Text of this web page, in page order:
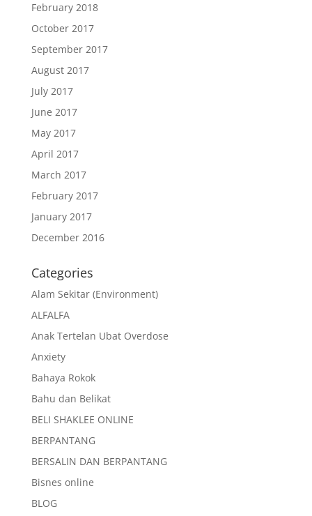
February 2018
October 2017
September 2017
August 2017
July 2017
June 2017
May 2017
April 2017
March 2017
February 2017
January 2017
December 2016
Categories
Alam Sekitar (Environment)
ALFALFA
Anak Tertelan Ubat Overdose
Anxiety
Bahaya Rokok
Bahu dan Belikat
BELI SHAKLEE ONLINE
BERPANTANG
BERSALIN DAN BERPANTANG
Bisnes online
BLOG